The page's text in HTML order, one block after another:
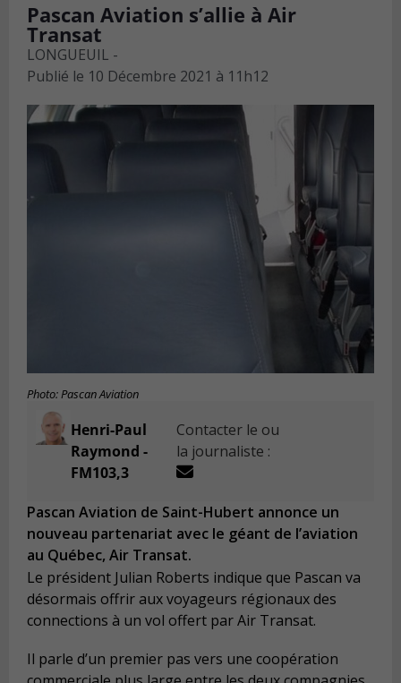
Pascan Aviation s’allie à Air
Transat
LONGUEUIL -
Publié le 10 Décembre 2021 à 11h12
Photo: Pascan Aviation
Henri-Paul
Raymond -
FM103,3
Contacter le ou
la journaliste :
Pascan Aviation de Saint-Hubert annonce un
nouveau partenariat avec le géant de l’aviation
au Québec, Air Transat.
Le président Julian Roberts indique que Pascan va
désormais offrir aux voyageurs régionaux des
connections à un vol offert par Air Transat.
Il parle d’un premier pas vers une coopération